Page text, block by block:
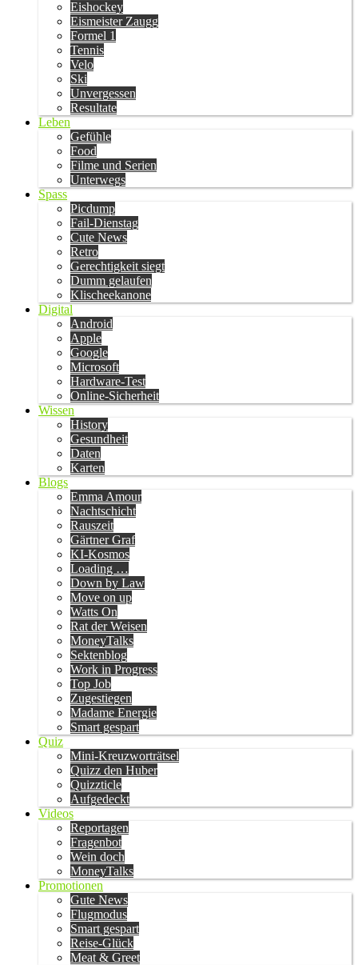
Eishockey
Eismeister Zaugg
Formel 1
Tennis
Velo
Ski
Unvergessen
Resultate
Leben
Gefühle
Food
Filme und Serien
Unterwegs
Spass
Picdump
Fail-Dienstag
Cute News
Retro
Gerechtigkeit siegt
Dumm gelaufen
Klischeekanone
Digital
Android
Apple
Google
Microsoft
Hardware-Test
Online-Sicherheit
Wissen
History
Gesundheit
Daten
Karten
Blogs
Emma Amour
Nachtschicht
Rauszeit
Gärtner Graf
KI-Kosmos
Loading …
Down by Law
Move on up
Watts On
Rat der Weisen
MoneyTalks
Sektenblog
Work in Progress
Top Job
Zugestiegen
Madame Energie
Smart gespart
Quiz
Mini-Kreuzworträtsel
Quizz den Huber
Quizzticle
Aufgedeckt
Videos
Reportagen
Fragenbot
Wein doch
MoneyTalks
Promotionen
Gute News
Flugmodus
Smart gespart
Reise-Glück
Meat & Greet